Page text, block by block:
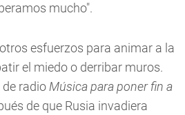
mucho".
esfuerzos para animar a la
el miedo o derribar muros.
radio Música para poner fin a
de que Rusia invadiera